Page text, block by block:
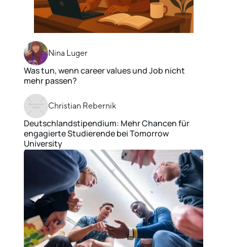
Nina Luger
Was tun, wenn career values und Job nicht
mehr passen?
Christian Rebernik
Deutschlandstipendium: Mehr Chancen für
engagierte Studierende bei Tomorrow
University